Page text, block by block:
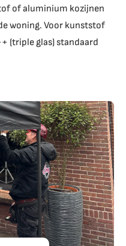
of aluminium kozijnen
woning. Voor kunststof
(triple glas) standaard